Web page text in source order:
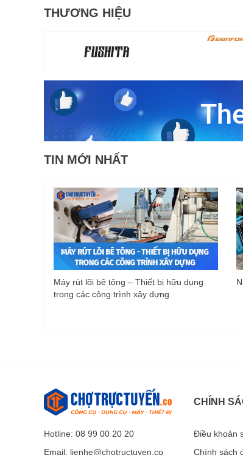
THƯƠNG HIỆU
TIN MỚI NHẤT
Máy rút lõi bê tông – Thiết bị hữu dụng
trong các công trình xây dựng
Hotline: 08 99 00 20 20
Email: lienhe@chotructuyen.co
CHÍNH
Điều khoản
Chính sách